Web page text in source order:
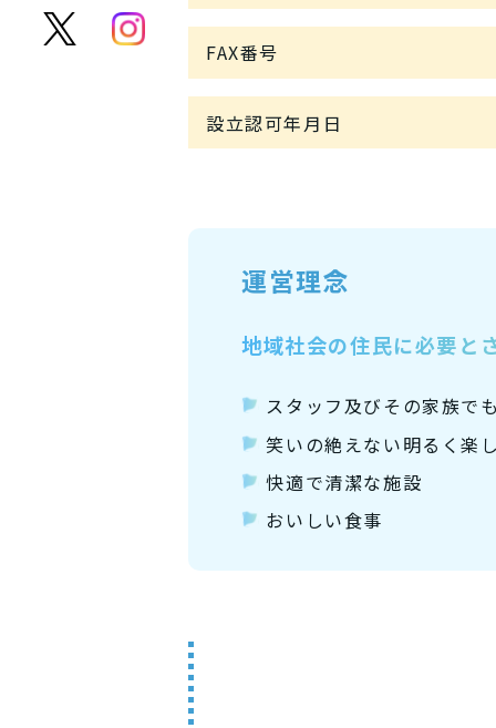
FAX番号
設立認可年月日
運営理念
地域社会の住民に必要と
スタッフ及びその家族で
笑いの絶えない明るく楽
快適で清潔な施設
おいしい食事